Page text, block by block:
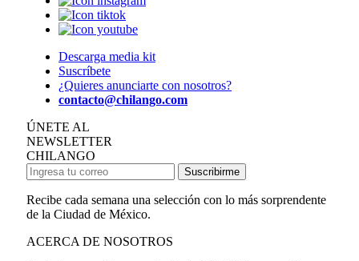
Descarga media kit
Suscríbete
¿Quieres anunciarte con nosotros?
contacto@chilango.com
ÚNETE AL
NEWSLETTER
CHILANGO
Suscribirme
Recibe cada semana una selección con lo más sorprendente
de la Ciudad de México.
ACERCA DE NOSOTROS